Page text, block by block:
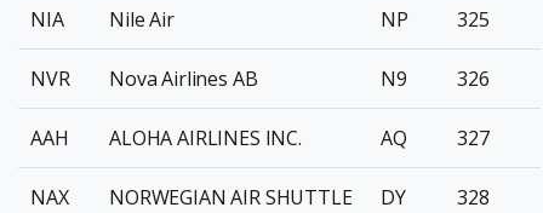
NIA Nile Air NP 325
NVR Nova Airlines AB N9 326
AAH ALOHA AIRLINES INC. AQ 327
NAX NORWEGIAN AIR SHUTTLE DY 328